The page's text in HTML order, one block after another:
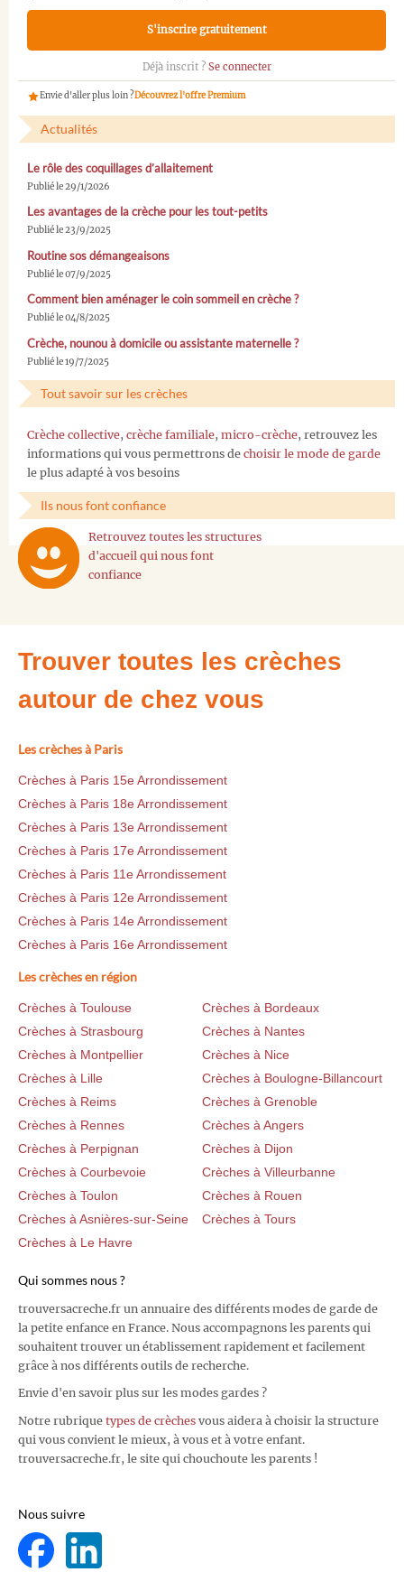
S'inscrire gratuitement
Déjà inscrit ? Se connecter
Envie d'aller plus loin ?Découvrez l'offre Premium
Actualités
Le rôle des coquillages d’allaitement
Publié le 29/1/2026
Les avantages de la crèche pour les tout-petits
Publié le 23/9/2025
Routine sos démangeaisons
Publié le 07/9/2025
Comment bien aménager le coin sommeil en crèche ?
Publié le 04/8/2025
Crèche, nounou à domicile ou assistante maternelle ?
Publié le 19/7/2025
Tout savoir sur les crèches
Crèche collective, crèche familiale, micro-crèche, retrouvez les
informations qui vous permettrons de choisir le mode de garde
le plus adapté à vos besoins
Ils nous font confiance
Retrouvez toutes les structures
d'accueil qui nous font
confiance
Trouver toutes les crèches
autour de chez vous
Les crèches à Paris
Crèches à Paris 15e Arrondissement
Crèches à Paris 18e Arrondissement
Crèches à Paris 13e Arrondissement
Crèches à Paris 17e Arrondissement
Crèches à Paris 11e Arrondissement
Crèches à Paris 12e Arrondissement
Crèches à Paris 14e Arrondissement
Crèches à Paris 16e Arrondissement
Les crèches en région
Crèches à Toulouse
Crèches à Bordeaux
Crèches à Strasbourg
Crèches à Nantes
Crèches à Montpellier
Crèches à Nice
Crèches à Lille
Crèches à Boulogne-Billancourt
Crèches à Reims
Crèches à Grenoble
Crèches à Rennes
Crèches à Angers
Crèches à Perpignan
Crèches à Dijon
Crèches à Courbevoie
Crèches à Villeurbanne
Crèches à Toulon
Crèches à Rouen
Crèches à Asnières-sur-Seine
Crèches à Tours
Crèches à Le Havre
Qui sommes nous ?
trouversacreche.fr un annuaire des différents modes de garde de
la petite enfance en France. Nous accompagnons les parents qui
souhaitent trouver un établissement rapidement et facilement
grâce à nos différents outils de recherche.
Envie d'en savoir plus sur les modes gardes ?
Notre rubrique types de crèches vous aidera à choisir la structure
qui vous convient le mieux, à vous et à votre enfant.
trouversacreche.fr, le site qui chouchoute les parents !
Nous suivre